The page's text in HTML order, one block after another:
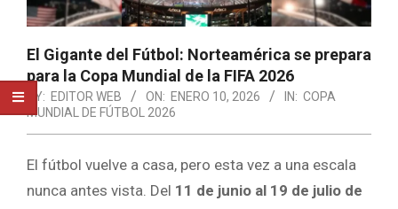
El Gigante del Fútbol: Norteamérica se prepara
para la Copa Mundial de la FIFA 2026
BY: EDITOR WEB ON: ENERO 10, 2026 IN: COPA
MUNDIAL DE FÚTBOL 2026
El fútbol vuelve a casa, pero esta vez a una escala
nunca antes vista. Del 11 de junio al 19 de julio de